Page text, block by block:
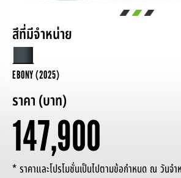
สีที่มีจำหน่าย
EBONY (2025)
ราคา (บาท)
147,900
* ราคาและโปรโมชั่นเป็นไปตามข้อกำหนด ณ วันจำ